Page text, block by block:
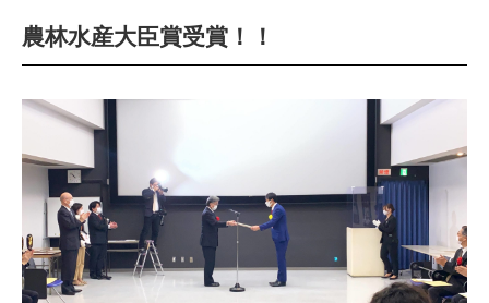
農林水産大臣賞受賞！！